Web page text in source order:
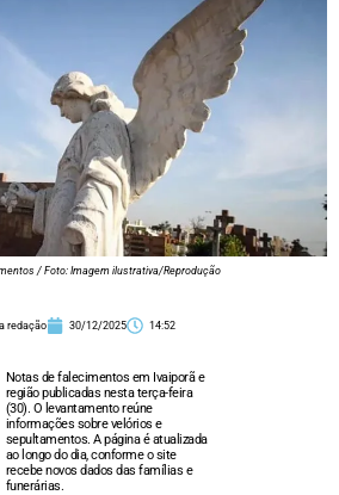
/ Foto: Imagem ilustrativa/Reprodução
redação 30/12/2025 14:52
Notas de falecimentos em Ivaiporã e
região publicadas nesta terça-feira
(30). O levantamento reúne
informações sobre velórios e
sepultamentos. A página é atualizada
ao longo do dia, conforme o site
recebe novos dados das famílias e
funerárias.